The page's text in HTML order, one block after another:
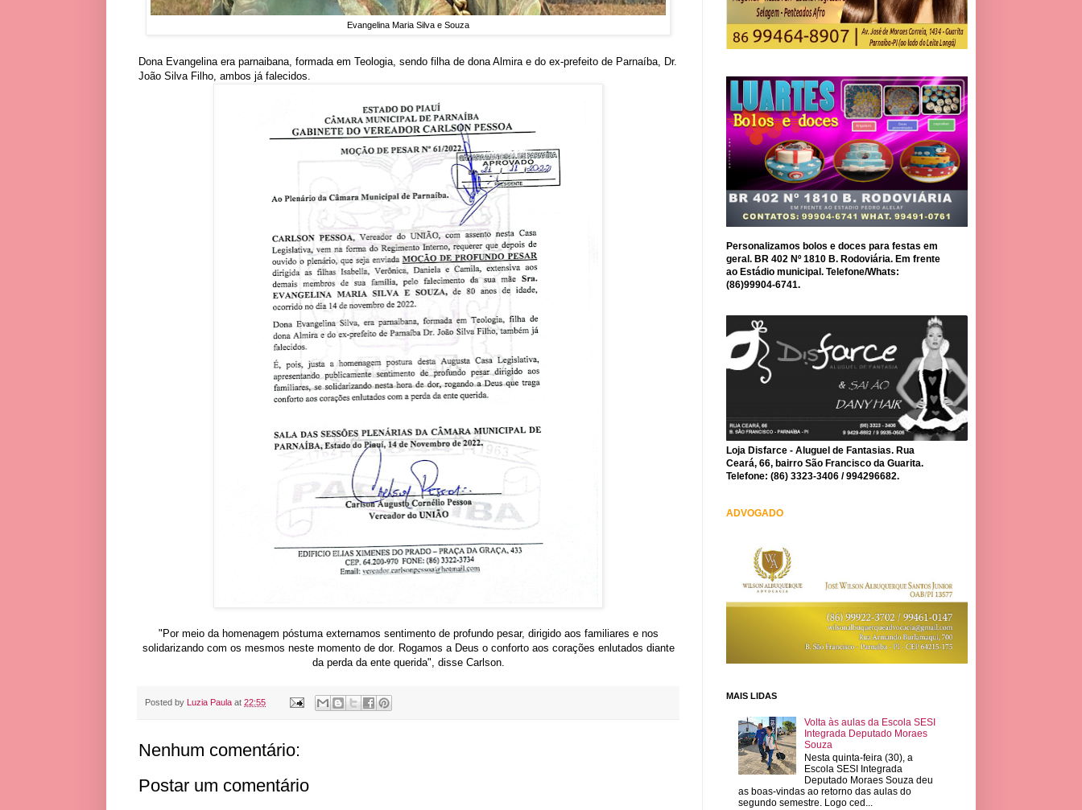
Evangelina Maria Silva e Souza
Dona Evangelina era parnaibana, formada em Teologia, sendo filha de dona Almira e do ex-prefeito de Parnaíba, Dr.
João Silva Filho, ambos já falecidos.
"Por meio da homenagem póstuma externamos sentimento de profundo pesar, dirigido aos familiares e nos
solidarizando com os mesmos neste momento de dor. Rogamos a Deus o conforto aos corações enlutados diante
da perda da ente querida", disse Carlson.
Posted by Luzia Paula at 22:55
Nenhum comentário:
Postar um comentário
Personalizamos bolos e doces para festas em
geral. BR 402 Nº 1810 B. Rodoviária. Em frente
ao Estádio municipal. Telefone/Whats:
(86)99904-6741.
Loja Disfarce - Aluguel de Fantasias. Rua
Ceará, 66, bairro São Francisco da Guarita.
Telefone: (86) 3323-3406 / 994296682.
ADVOGADO
MAIS LIDAS
Volta às aulas da Escola SESI
Integrada Deputado Moraes
Souza
Nesta quinta-feira (30), a
Escola SESI Integrada
Deputado Moraes Souza deu
as boas-vindas ao retorno das aulas do
segundo semestre. Logo ced...